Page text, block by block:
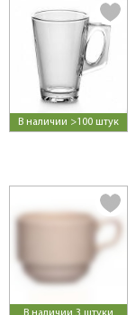
В наличии >100 штук